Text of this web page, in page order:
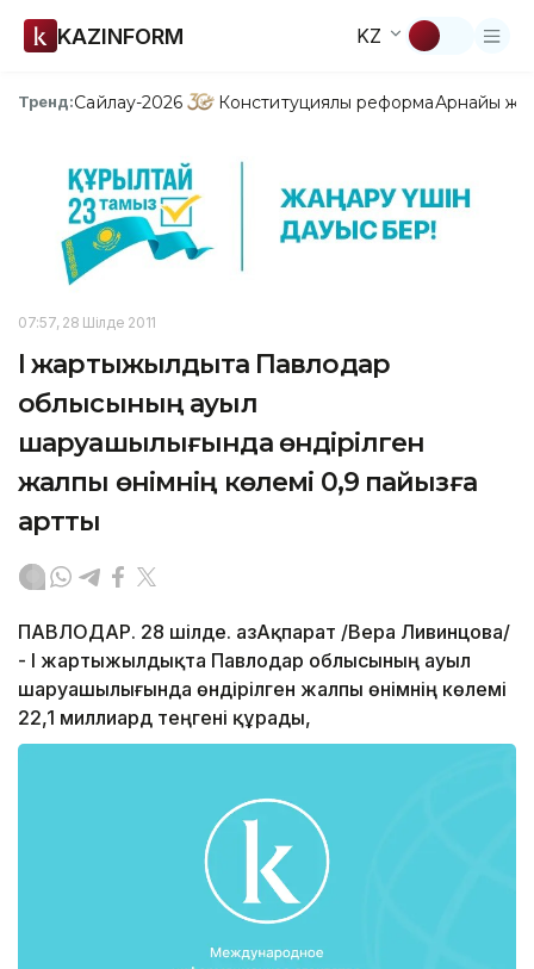
KAZINFORM KZ
Тренд:Сайлау-2026 Конституциялық реформаАрнайы
07:57, 28 Шілде 2011
І жартыжылдықта Павлодар
облысының ауыл
шаруашылығында өндірілген
жалпы өнімнің көлемі 0,9 пайызға
артты
ПАВЛОДАР. 28 шілде. ҚазАқпарат /Вера Ливинцова/
- І жартыжылдықта Павлодар облысының ауыл
шаруашылығында өндірілген жалпы өнімнің көлемі
22,1 миллиард теңгені құрады,